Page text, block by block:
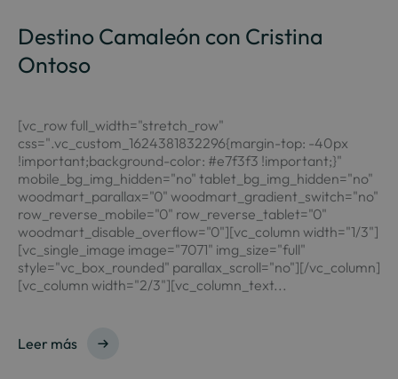
Destino Camaleón con Cristina
Ontoso
[vc_row full_width="stretch_row"
css=".vc_custom_1624381832296{margin-top: -40px
!important;background-color: #e7f3f3 !important;}"
mobile_bg_img_hidden="no" tablet_bg_img_hidden="no"
woodmart_parallax="0" woodmart_gradient_switch="no"
row_reverse_mobile="0" row_reverse_tablet="0"
woodmart_disable_overflow="0"][vc_column width="1/3"]
[vc_single_image image="7071" img_size="full"
style="vc_box_rounded" parallax_scroll="no"][/vc_column]
[vc_column width="2/3"][vc_column_text...
Leer más